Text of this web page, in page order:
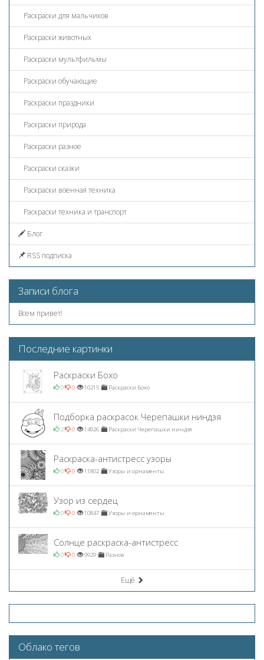
Раскраски для мальчиков
Раскраски животных
Раскраски мультфильмы
Раскраски обучающие
Раскраски праздники
Раскраски природа
Раскраски разное
Раскраски сказки
Раскраски военная техника
Раскраски техника и транспорт
Блог
RSS подписка
Записи блога
Всем привет!
Последние картинки
Раскраски Бохо
0 0 10215 Раскраски Бохо
Подборка раскрасок Черепашки ниндзя
2 0 14926 Раскраски Черепашки ниндзя
Раскраска-антистресс узоры
0 0 11802 Узоры и орнаменты
Узор из сердец
0 0 10847 Узоры и орнаменты
Солнце раскраска-антистресс
0 0 9929 Разное
Ещё
Облако тегов